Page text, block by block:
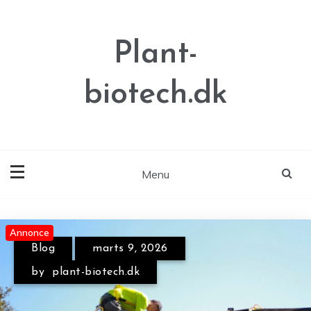
Plant-
biotech.dk
Menu
Annonce
Annonce
Blog marts 9, 2026
by plant-biotech.dk
Annonce